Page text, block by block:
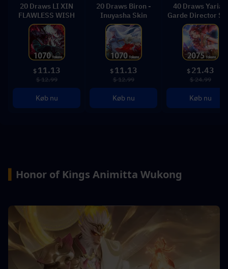
20 Draws LI XIN
FLAWLESS WISH
$ 11.13
$ 12.99
Køb nu
20 Draws Biron -
Inuyasha Skin
$ 11.13
$ 12.99
Køb nu
40 Draws Yaria -
Garde Director
$ 21.43
$ 24.99
Køb nu
Honor of Kings Animitta Wukong